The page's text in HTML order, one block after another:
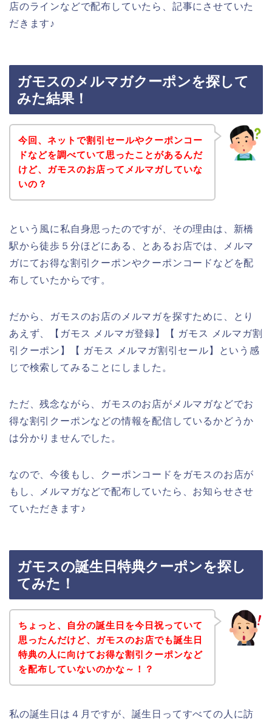
店のラインなどで配布していたら、記事にさせていた
だきます♪
ガモスのメルマガクーポンを探して
みた結果！
今回、ネットで割引セールやクーポンコー
ドなどを調べていて思ったことがあるんだ
けど、ガモスのお店ってメルマガしていな
いの？
という風に私自身思ったのですが、その理由は、新橋
駅から徒歩５分ほどにある、とあるお店では、メルマ
ガにてお得な割引クーポンやクーポンコードなどを配
布していたからです。
だから、ガモスのお店のメルマガを探すために、とり
あえず、【ガモス メルマガ登録】【 ガモス メルマガ割
引クーポン】【 ガモス メルマガ割引セール】という感
じで検索してみることにしました。
ただ、残念ながら、ガモスのお店がメルマガなどでお
得な割引クーポンなどの情報を配信しているかどうか
は分かりませんでした。
なので、今後もし、クーポンコードをガモスのお店が
もし、メルマガなどで配布していたら、お知らせさせ
ていただきます♪
ガモスの誕生日特典クーポンを探し
てみた！
ちょっと、自分の誕生日を今日祝っていて
思ったんだけど、ガモスのお店でも誕生日
特典の人に向けてお得な割引クーポンなど
を配布していないのかな～！？
私の誕生日は４月ですが、誕生日ってすべての人に訪